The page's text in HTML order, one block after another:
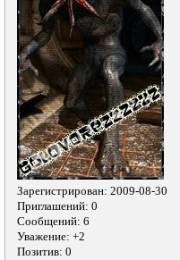
Зарегистрирован: 2009-08-30
Приглашений: 0
Сообщений: 6
Уважение: +2
Позитив: 0